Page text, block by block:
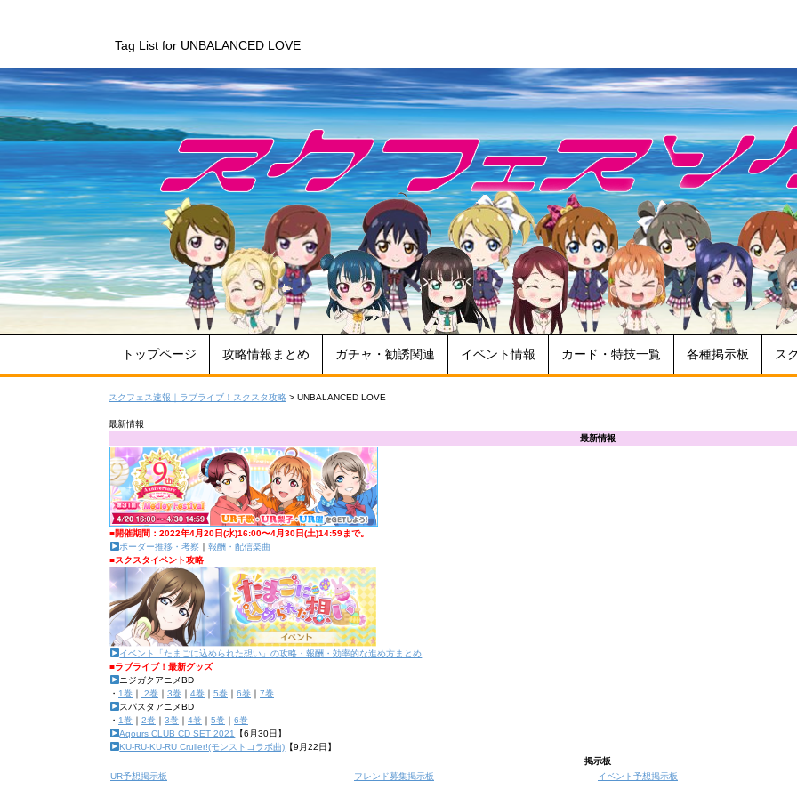
Tag List for UNBALANCED LOVE
トップページ 攻略情報まとめ ガチャ・勧誘関連 イベント情報 カード・特技一覧 各種掲示板 ス
スクフェス速報｜ラブライブ！スクスタ攻略 > UNBALANCED LOVE
最新情報
最新情報
■開催期間：2022年4月20日(水)16:00〜4月30日(土)14:59まで。
ボーダー推移・考察 ｜報酬・配信楽曲
■スクスタイベント攻略
イベント「たまごに込められた想い」の攻略・報酬・効率的な進め方まとめ
■ラブライブ！最新グッズ
ニジガクアニメBD
・ 1巻 2巻 3巻 4巻 5巻 6巻
7巻
スパスタアニメBD
・ 1巻 2巻 3巻 4巻 5巻
6巻
Aqours CLUB CD SET 2021
【6月30日】
KU-RU-KU-RU Cruller!(モンストコラボ曲) 【9月22日】
掲示板
UR予想掲示板
フレンド募集掲示板 イベント予想掲示板